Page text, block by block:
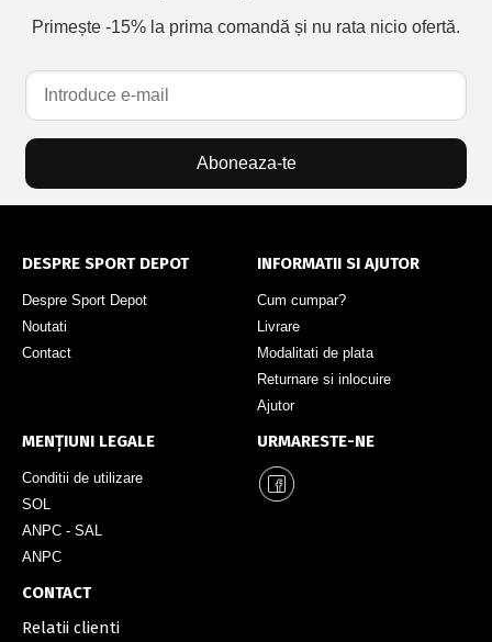
Primește -15% la prima comandă și nu rata nicio ofertă.
Aboneaza-te
DESPRE SPORT DEPOT
Despre Sport Depot
Noutati
Contact
INFORMATII SI AJUTOR
Cum cumpar?
Livrare
Modalitati de plata
Returnare si inlocuire
Ajutor
MENȚIUNI LEGALE
Conditii de utilizare
SOL
ANPC - SAL
ANPC
URMARESTE-NE
CONTACT
Relatii clienti